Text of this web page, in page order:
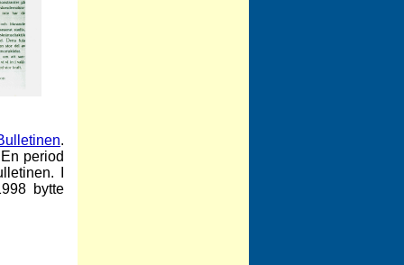
.
period
I
bytte